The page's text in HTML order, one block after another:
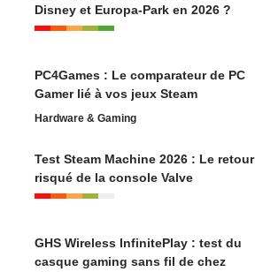
Disney et Europa-Park en 2026 ?
PC4Games : Le comparateur de PC
Gamer lié à vos jeux Steam
Hardware & Gaming
Test Steam Machine 2026 : Le retour
risqué de la console Valve
GHS Wireless InfinitePlay : test du
casque gaming sans fil de chez